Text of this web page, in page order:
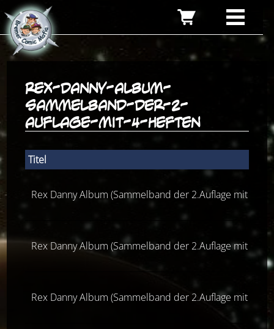
rex-danny-album-
sammelband-der-2-
auflage-mit-4-heften
Titel
Rex Danny Album (Sammelband der 2.Auflage mit 4
Rex Danny Album (Sammelband der 2.Auflage mit 4
Rex Danny Album (Sammelband der 2.Auflage mit 4